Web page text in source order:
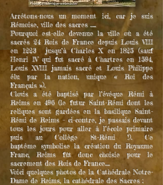
Arrêtons-nous un moment ici, car je suis
Rémoise, ville des sacres …..
Pourquoi est-elle devenue la ville où a été
sacrés 24 Rois de France depuis Louis VIII
en 1223 jusqu’à Charles X en 1825 (sauf
Henri IV qui fut sacré à Chartres en 1594,
Louis XVIII jamais sacré et Louis Philippe
élu par la nation, unique « Roi des
Français »).
Clovis a été baptisé par l’évêque Rémi à
Reims en 496 (le futur Saint-Rémi dont les
reliques sont gardées en la basilique Saint-
Rémi de Reims – ci-contre, je passais devant
tous les jours pour aller à l’école primaire
puis au Collège St-Rémi !). Ce
baptême symbolise la création du Royaume
Franc, Reims fût donc choisie pour le
sacrement des Rois de France….
Voici quelques photos de la Cathédrale Notre-
Dame de Reims, la cathédrale des Sacres :